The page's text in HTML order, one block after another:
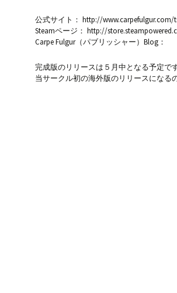
公式サイト： http://www.carpefulgur.com/
Steamページ： http://
Carpe Fulgur（パブリッシャー）Blog：
完成版のリリースは５月中となる予定です
当サークル初の海外版のリリースになる